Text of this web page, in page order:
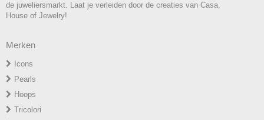
de juweliersmarkt. Laat je verleiden door de creaties van Casa,
House of Jewelry!
Merken
Icons
Pearls
Hoops
Tricolori